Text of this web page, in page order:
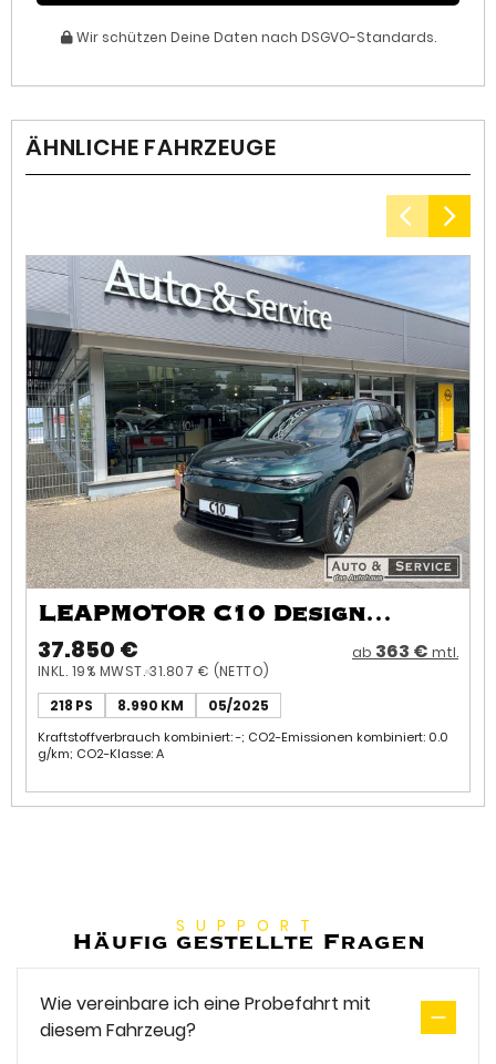
Wir schützen Deine Daten nach DSGVO-Standards.
ÄHNLICHE FAHRZEUGE
LEAPMOTOR C10 Design
Premium-Elektro-SUV / Top-
Ausstattung
37.850 € ab 363 € mtl.
INKL. 19% MWST. 31.807 € (NETTO)
218 PS
8.990 KM 05/2025
Kraftstoffverbrauch kombiniert: -; CO2-Emissionen kombiniert: 0.0
g/km; CO2-Klasse: A
SUPPORT
Häufig gestellte Fragen
Wie vereinbare ich eine Probefahrt mit
diesem Fahrzeug?